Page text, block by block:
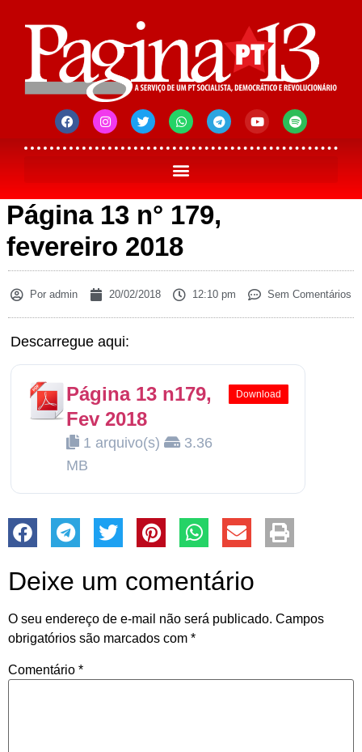
Página 13 n° 179,
fevereiro 2018
Por admin 20/02/2018 12:10 pm Sem Comentários
Descarregue aqui:
Página 13 n179,
Fev 2018
1 arquivo(s)
3.36
MB
Download
Deixe um comentário
O seu endereço de e-mail não será publicado. Campos
obrigatórios são marcados com *
Comentário *